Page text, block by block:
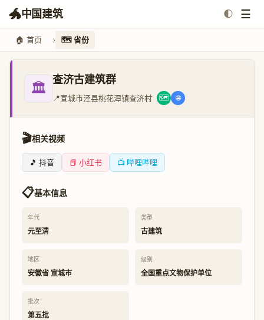
🐲中国建筑 🌓 ☰
🏠 首页 🗺️ 省份
🏛️ 查济古建筑群
📍宣城市泾县桃花潭镇查济村 🗺️ 🌐
🎬相关视频
🎵 抖音 📕 小红书 📺 哔哩哔哩
📋基本信息
年代
元至清
类型
古建筑
地区
安徽省 宣城市
级别
全国重点文物保护单位
批次
第五批